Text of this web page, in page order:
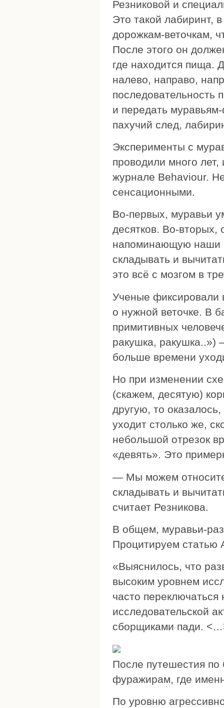
Резниковой и
Это такой лабиринт,
дорожкам-веточкам,
После этого он
где находится пища.
налево, направо,
последовательность
и передать
пахучий след,
Эксперименты с
проводили много лет,
журнале Behaviour.
сенсационными.
Во-первых, муравьи
десятков. Во-вторых,
напоминающую наши
складывать и
это всё с мозгом в
Ученые фиксировали
о нужной веточке. В
примитивных
ракушка, ракушка..»)
больше времени
Но при изменении
(скажем, десятую)
другую, то
уходит столько же,
небольшой отрезок
«девять». Это
— Мы можем
складывать и
считает Резникова.
В общем, муравьи-
Процитируем статью
«Выяснилось, что
высоким уровнем
часто
исследовательской
сборщиками пади.
После путешестия
фуражирам, где
По уровню